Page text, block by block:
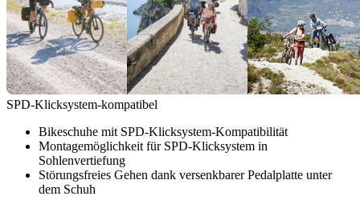
SPD-Klicksystem-kompatibel
Bikeschuhe mit SPD-Klicksystem-Kompatibilität
Montagemöglichkeit für SPD-Klicksystem in
Sohlenvertiefung
Störungsfreies Gehen dank versenkbarer Pedalplatte unter
dem Schuh